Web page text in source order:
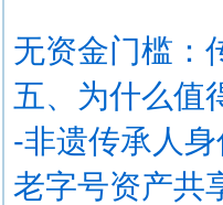
无资金门槛：
五、为什么值
-非遗传承人
老字号资产共